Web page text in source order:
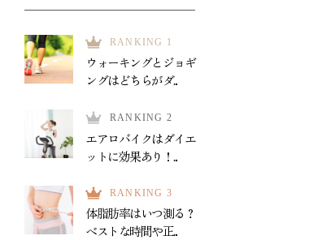
RANKING 1
ウォーキングとジョギ
ングはどちらがダ...
RANKING 2
エアロバイクはダイエ
ットに効果あり！...
RANKING 3
体脂肪率はいつ測る？
ベストな時間や正...